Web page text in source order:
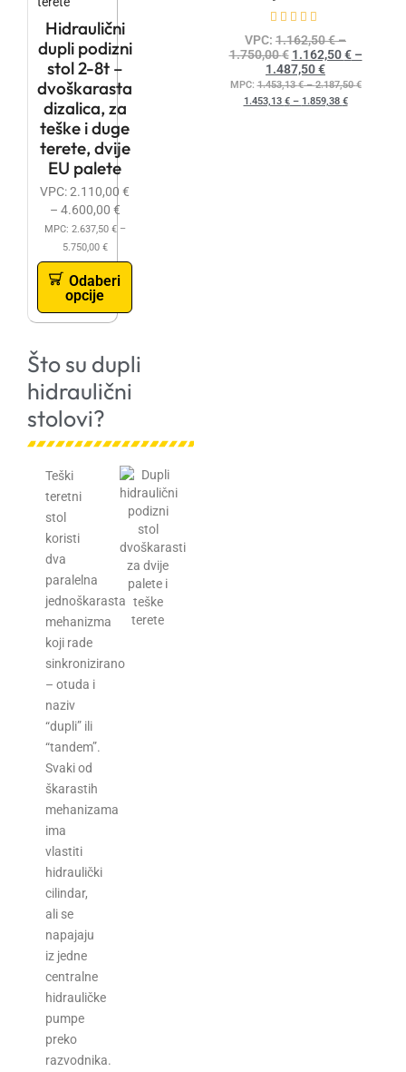
Hidraulični
dupli podizni
stol 2-8t –
dvoškarasta
dizalica, za
teške i duge
terete, dvije
EU palete
VPC:2.110,00 €
– 4.600,00 €
MPC: 2.637,50 €–
5.750,00 €
Odaberi
opcije
Što su dupli
hidraulični
stolovi?
Teški
teretni
stol
koristi
dva
paralelna
jednoškarasta
mehanizma
koji rade
sinkronizirano
– otuda i
naziv
“dupli” ili
“tandem”.
Svaki od
škarastih
mehanizama
ima
vlastiti
hidraulički
cilindar,
ali se
napajaju
iz jedne
centralne
hidrauličke
pumpe
preko
razvodnika.
VPC: 1.162,50€–
1.750,00€ 1.162,50€–
1.487,50€
MPC:1.453,13€–2.187,50€
1.453,13 €– 1.859,38 €